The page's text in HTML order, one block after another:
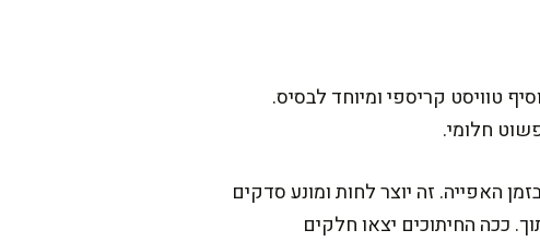
טוויסט קריספי ומיוחד לבסיס.
האפייה. זה יוצר לחות ומונע סדקים
ככה החיתוכים יצאו חלקים